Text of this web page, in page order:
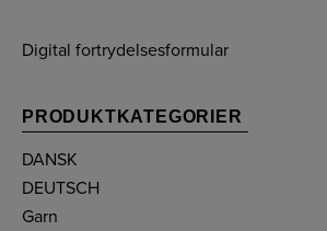
Digital fortrydelsesformular
PRODUKTKATEGORIER
DANSK
DEUTSCH
Garn